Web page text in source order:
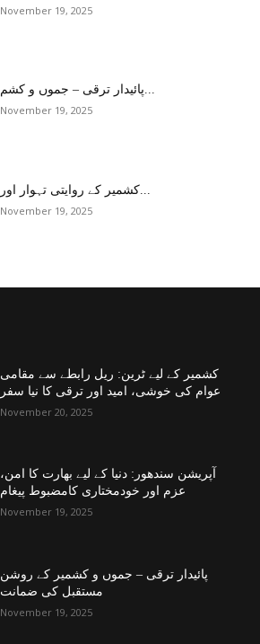
November 19, 2025
پائیدار ترقی – جموں و کشم...
November 19, 2025
کشمیر کے روایتی تہوار اور...
November 19, 2025
کشمیر کے لیے ٹرین: ریل رابطے سے مقامی
عوام کی خوشی، امید اور ترقی کا نیا سفر
November 20, 2025
آپریشن سندھور: دنیا کے لیے بھارت کا امن،
عزم اور خودمختاری کامضبوط پیغام
November 19, 2025
پائیدار ترقی – جموں و کشمیر کے روشن
مستقبل کی ضمانت
November 19, 2025